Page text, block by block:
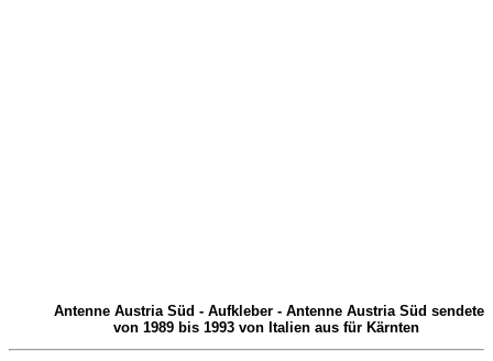
Antenne Austria Süd - Aufkleber - Antenne Austria Süd sendete
von 1989 bis 1993 von Italien aus für Kärnten